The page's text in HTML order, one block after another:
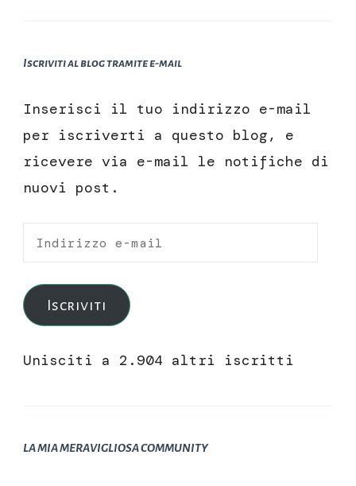
Iscriviti al blog tramite e-mail
Inserisci il tuo indirizzo e-mail
per iscriverti a questo blog, e
ricevere via e-mail le notifiche di
nuovi post.
Indirizzo
mail
Iscriviti
Unisciti a 2.904 altri iscritti
LA MIA MERAVIGLIOSA COMMUNITY